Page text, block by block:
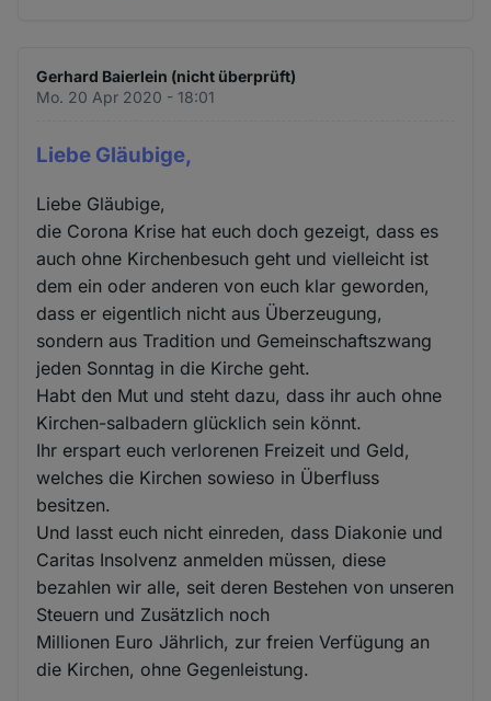
Gerhard Baierlein (nicht überprüft)
Mo. 20 Apr 2020 - 18:01
Liebe Gläubige,
Liebe Gläubige,
die Corona Krise hat euch doch gezeigt, dass es
auch ohne Kirchenbesuch geht und vielleicht ist
dem ein oder anderen von euch klar geworden,
dass er eigentlich nicht aus Überzeugung,
sondern aus Tradition und Gemeinschaftszwang
jeden Sonntag in die Kirche geht.
Habt den Mut und steht dazu, dass ihr auch ohne
Kirchen-salbadern glücklich sein könnt.
Ihr erspart euch verlorenen Freizeit und Geld,
welches die Kirchen sowieso in Überfluss
besitzen.
Und lasst euch nicht einreden, dass Diakonie und
Caritas Insolvenz anmelden müssen, diese
bezahlen wir alle, seit deren Bestehen von unseren
Steuern und Zusätzlich noch
Millionen Euro Jährlich, zur freien Verfügung an
die Kirchen, ohne Gegenleistung.